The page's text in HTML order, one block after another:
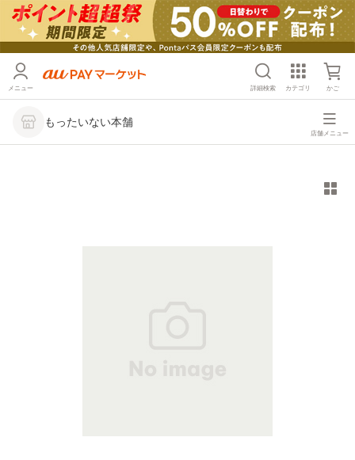
メニュー 詳細検索 カテゴリ かご
もったいない本舗
店舗メニュー